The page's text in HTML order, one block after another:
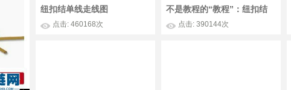
纽扣结单线走线图
点击: 460168次
不是教程的“教程”：纽扣结
点击: 390144次